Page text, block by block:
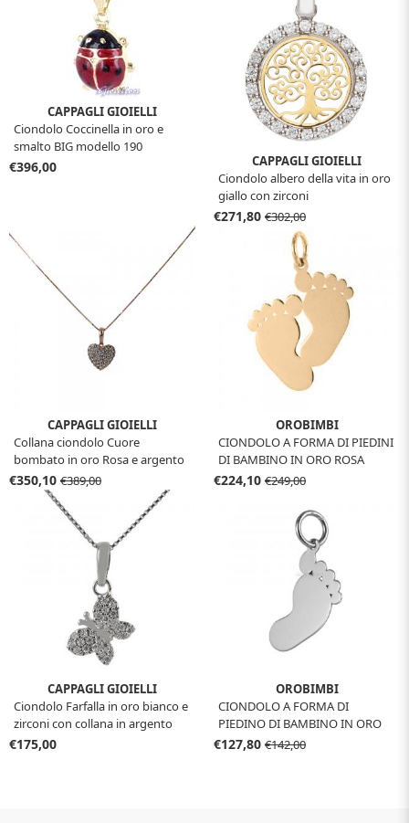
CAPPAGLI GIOIELLI
Ciondolo Coccinella in oro e
smalto BIG modello 190
€396,00
CAPPAGLI GIOIELLI
Ciondolo albero della vita in oro
giallo con zirconi
€271,80 €302,00
CAPPAGLI GIOIELLI
Collana ciondolo Cuore
bombato in oro Rosa e argento
con zirconi
€350,10 €389,00
OROBIMBI
CIONDOLO A FORMA DI PIEDINI
DI BAMBINO IN ORO ROSA
€224,10 €249,00
CAPPAGLI GIOIELLI
Ciondolo Farfalla in oro bianco e
zirconi con collana in argento
€175,00
OROBIMBI
CIONDOLO A FORMA DI
PIEDINO DI BAMBINO IN ORO
BIANCO
€127,80 €142,00